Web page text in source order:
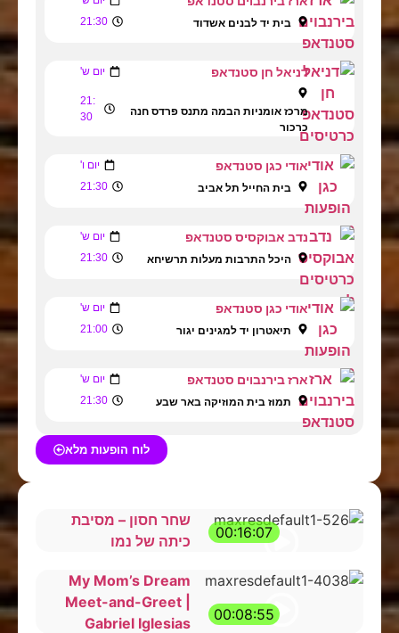
בית יד לבנים אשדוד 21:30
דניאל חן סטנדאפ יום ש'
מרכז אומניות הבמה מתנס פרדס חנה
כרכור
21:
30
אודי כגן סטנדאפ יום ו'
בית החייל תל אביב 21:30
נדב אבוקסיס סטנדאפ יום ש'
היכל התרבות מעלות תרשיחא 21:30
אודי כגן סטנדאפ יום ש'
תיאטרון יד למגינים יגור 21:00
ארז בירנבוים סטנדאפ יום ש'
תמוז בית המוזיקה באר שבע 21:30
לוח הופעות מלא
00:16:07
שחר חסון – מסיבת
כיתה של נמו
00:08:55
My Mom’s Dream
Meet-and-Greet |
Gabriel Iglesias